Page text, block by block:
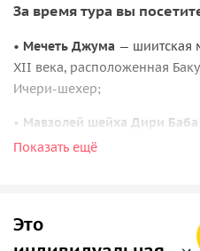
За время тура вы
• Мечеть Джума — шиитская
XII века, расположенная
Ичери-шехер;
• Мавзолей шейха Дири Баба
архитектуры, двухэтажный
зависимости от погодных
туристов своими
Показать ещё
Это